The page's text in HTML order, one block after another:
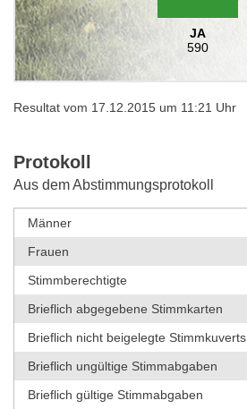
JA
590
Resultat vom 17.12.2015 um 11:21 Uhr
Protokoll
Aus dem Abstimmungsprotokoll
Männer
Frauen
Stimmberechtigte
Brieflich abgegebene Stimmkarten
Brieflich nicht beigelegte Stimmkuverts
Brieflich ungültige Stimmabgaben
Brieflich gültige Stimmabgaben